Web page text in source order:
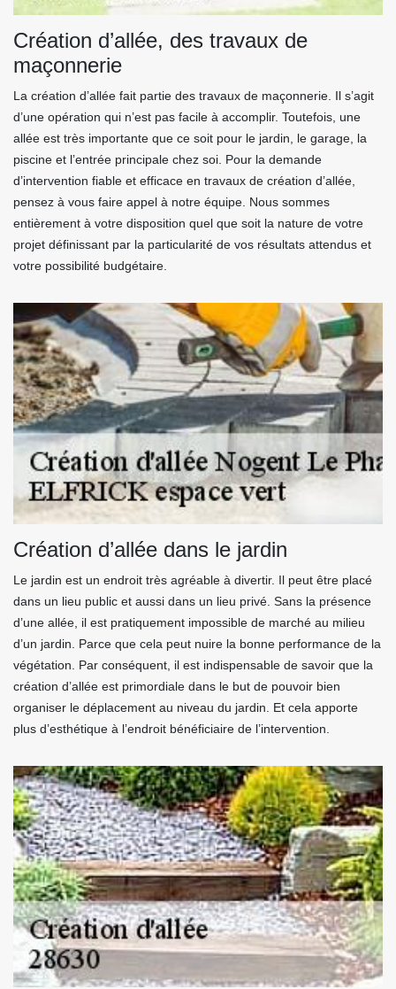
Création d’allée, des travaux de
maçonnerie
La création d’allée fait partie des travaux de maçonnerie. Il s’agit
d’une opération qui n’est pas facile à accomplir. Toutefois, une
allée est très importante que ce soit pour le jardin, le garage, la
piscine et l’entrée principale chez soi. Pour la demande
d’intervention fiable et efficace en travaux de création d’allée,
pensez à vous faire appel à notre équipe. Nous sommes
entièrement à votre disposition quel que soit la nature de votre
projet définissant par la particularité de vos résultats attendus et
votre possibilité budgétaire.
Création d’allée dans le jardin
Le jardin est un endroit très agréable à divertir. Il peut être placé
dans un lieu public et aussi dans un lieu privé. Sans la présence
d’une allée, il est pratiquement impossible de marché au milieu
d’un jardin. Parce que cela peut nuire la bonne performance de la
végétation. Par conséquent, il est indispensable de savoir que la
création d’allée est primordiale dans le but de pouvoir bien
organiser le déplacement au niveau du jardin. Et cela apporte
plus d’esthétique à l’endroit bénéficiaire de l’intervention.